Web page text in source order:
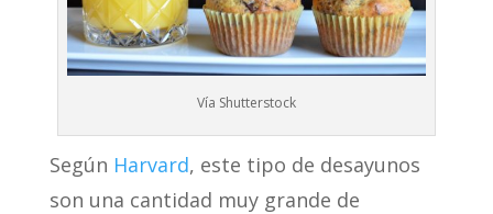
Vía Shutterstock
Según Harvard, este tipo de desayunos
son una cantidad muy grande de